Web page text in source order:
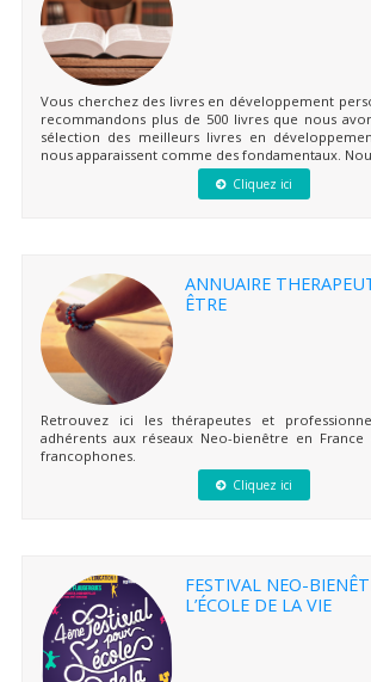
Vous cherchez des livres en développement
recommandons plus de 500 livres que nous
sélection des meilleurs livres en
nous apparaissent comme des fondamentaux.
Cliquez ici
ANNUAIRE
ÊTRE
Retrouvez ici les thérapeutes et
adhérents aux réseaux Neo-bienêtre en France
francophones.
Cliquez ici
FESTIVAL NEO-
L’ÉCOLE DE LA VIE